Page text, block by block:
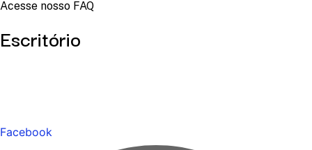
Acesse nosso FAQ
Escritório
Facebook